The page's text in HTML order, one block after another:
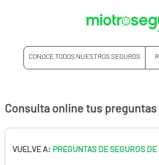
CONOCE TODOS NUESTROS SEGUROS
Consulta online tus
VUELVE A: PREGUNTAS DE SEGUROS